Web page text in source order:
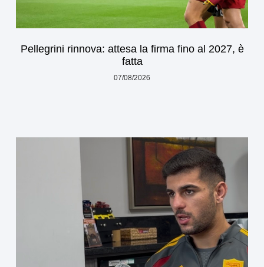
Pellegrini rinnova: attesa la firma fino al 2027, è
fatta
07/08/2026